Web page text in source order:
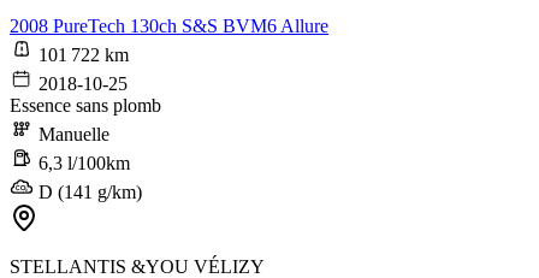
2008 PureTech 130ch S&S BVM6 Allure
101 722 km
2018-10-25
Essence sans plomb
Manuelle
6,3 l/100km
D (141 g/km)
STELLANTIS &YOU VÉLIZY